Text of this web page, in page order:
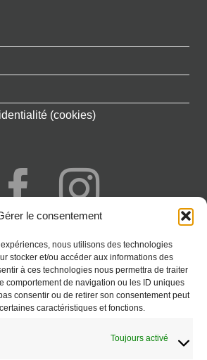
le consentement
nous utilisons des technologies
stocker et/ou accéder aux informations des
à ces technologies nous permettra de traiter
comportement de navigation ou les ID uniques
consentir ou de retirer son consentement peut
caractéristiques et fonctions.
Toujours activé
(cookies)
Saint-Paul - Réunion
CONTACT